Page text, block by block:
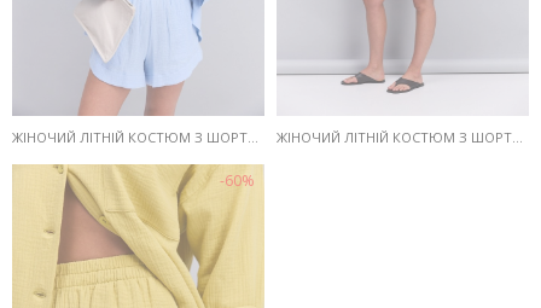
ЖІНОЧИЙ ЛІТНІЙ КОСТЮМ З ШОРТАМИ ТА СОРОЧКОЮ З МУСЛІНУ БЛАКИТНИЙ ЖІНОЧИЙ ЛІТНІЙ КОСТЮМ З ШОРТАМИ ТА СОРОЧКОЮ З МУСЛІНУ МОЛОЧНИЙ
-60%